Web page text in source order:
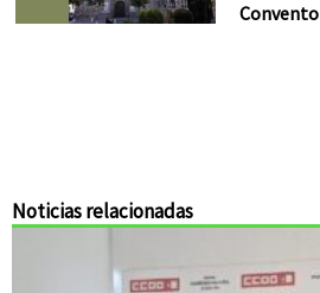
Convento
Noticias relacionadas